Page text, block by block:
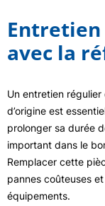
avec la
Un entretien
d’origine est
prolonger sa durée
important dans le
Remplacer cette
pannes coûteuses
équipements.